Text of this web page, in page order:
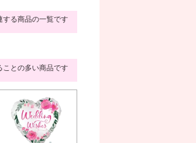
る商品の一覧です
ことの多い商品です